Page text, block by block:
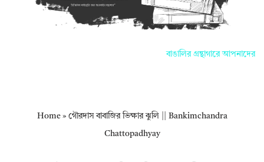
বাঙালির গ্রন্থাগারে আপনাদের সকলকে
Home» গৌরদাস বাবাজির ভিক্ষার ঝুলি || Bankimchandra
Chattopadhyay